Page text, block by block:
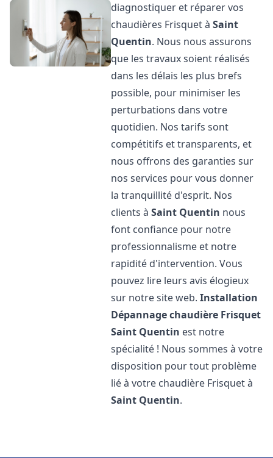
diagnostiquer et réparer vos
chaudières Frisquet àSaint
Quentin. Nous nous assurons
que les travaux soient réalisés
dans les délais les plus brefs
possible, pour minimiser les
perturbations dans votre
quotidien. Nos tarifs sont
compétitifs et transparents, et
nous offrons des garanties sur
nos services pour vous donner
la tranquillité d'esprit. Nos
clients àSaint Quentin nous
font confiance pour notre
professionnalisme et notre
rapidité d'intervention. Vous
pouvez lire leurs avis élogieux
sur notre site web.Installation
Dépannage chaudière Frisquet
Saint Quentin est notre
spécialité ! Nous sommes à votre
disposition pour tout problème
lié à votre chaudière Frisquet à
Saint Quentin.